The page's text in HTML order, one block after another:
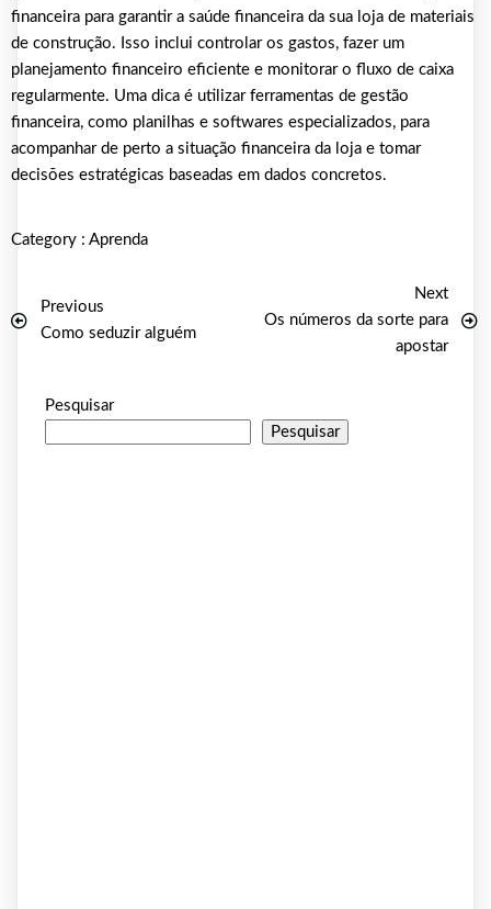
financeira para garantir a saúde financeira da sua loja de materiais
de construção. Isso inclui controlar os gastos, fazer um
planejamento financeiro eficiente e monitorar o fluxo de caixa
regularmente. Uma dica é utilizar ferramentas de gestão
financeira, como planilhas e softwares especializados, para
acompanhar de perto a situação financeira da loja e tomar
decisões estratégicas baseadas em dados concretos.
Category : Aprenda
Previous
Como seduzir alguém
Next
Os números da sorte para
apostar
Pesquisar
Pesquisar